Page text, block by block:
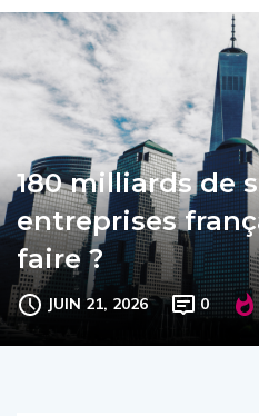
180 milliards de
entreprises
faire ?
JUIN 21, 2026 0